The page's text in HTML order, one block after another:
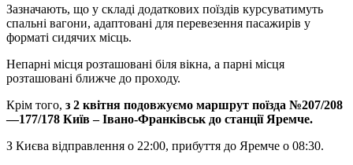
Зазначають, що у складі додаткових поїздів курсуватимуть
спальні вагони, адаптовані для перевезення пасажирів у
форматі сидячих місць.
Непарні місця розташовані біля вікна, а парні місця
розташовані ближче до проходу.
Крім того, з 2 квітня подовжуємо маршрут поїзда №207/208
—177/178 Київ – Івано-Франківськ до станції Яремче.
З Києва відправлення о 22:00, прибуття до Яремче о 08:30.